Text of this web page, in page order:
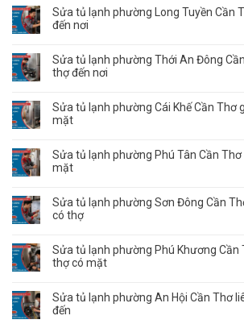
Sửa tủ lạnh phường Long Tuyền Cần
đến nơi
Sửa tủ lạnh phường Thới An Đông
thợ đến nơi
Sửa tủ lạnh phường Cái Khế Cần Thơ
mặt
Sửa tủ lạnh phường Phú Tân Cần
mặt
Sửa tủ lạnh phường Sơn Đông Cần
có thợ
Sửa tủ lạnh phường Phú Khương Cần
thợ có mặt
Sửa tủ lạnh phường An Hội Cần Thơ
đến